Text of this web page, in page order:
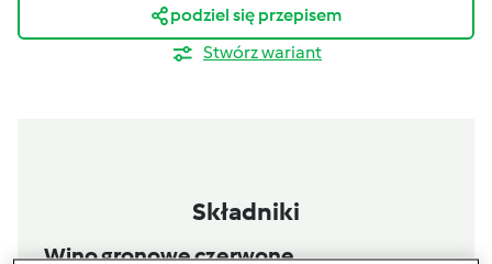
podziel się przepisem
Stwórz wariant
Składniki
Wino gronowe czerwone